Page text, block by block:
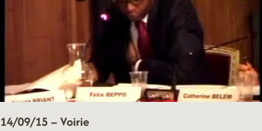
14/09/15 – Voirie